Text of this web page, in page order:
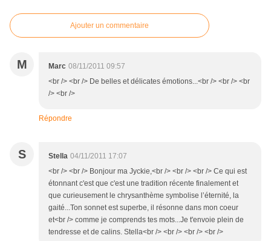
Ajouter un commentaire
M Marc 08/11/2011 09:57
<br /> <br /> De belles et délicates émotions...<br /> <br /> <br
/> <br />
Répondre
S Stella 04/11/2011 17:07
<br /> <br /> Bonjour ma Jyckie,<br /> <br /> <br /> Ce qui est
étonnant c'est que c'est une tradition récente finalement et
que curieusement le chrysanthème symbolise l’éternité, la
gaité...Ton sonnet est superbe, il résonne dans mon coeur
et<br /> comme je comprends tes mots...Je t'envoie plein de
tendresse et de calins. Stella<br /> <br /> <br /> <br />